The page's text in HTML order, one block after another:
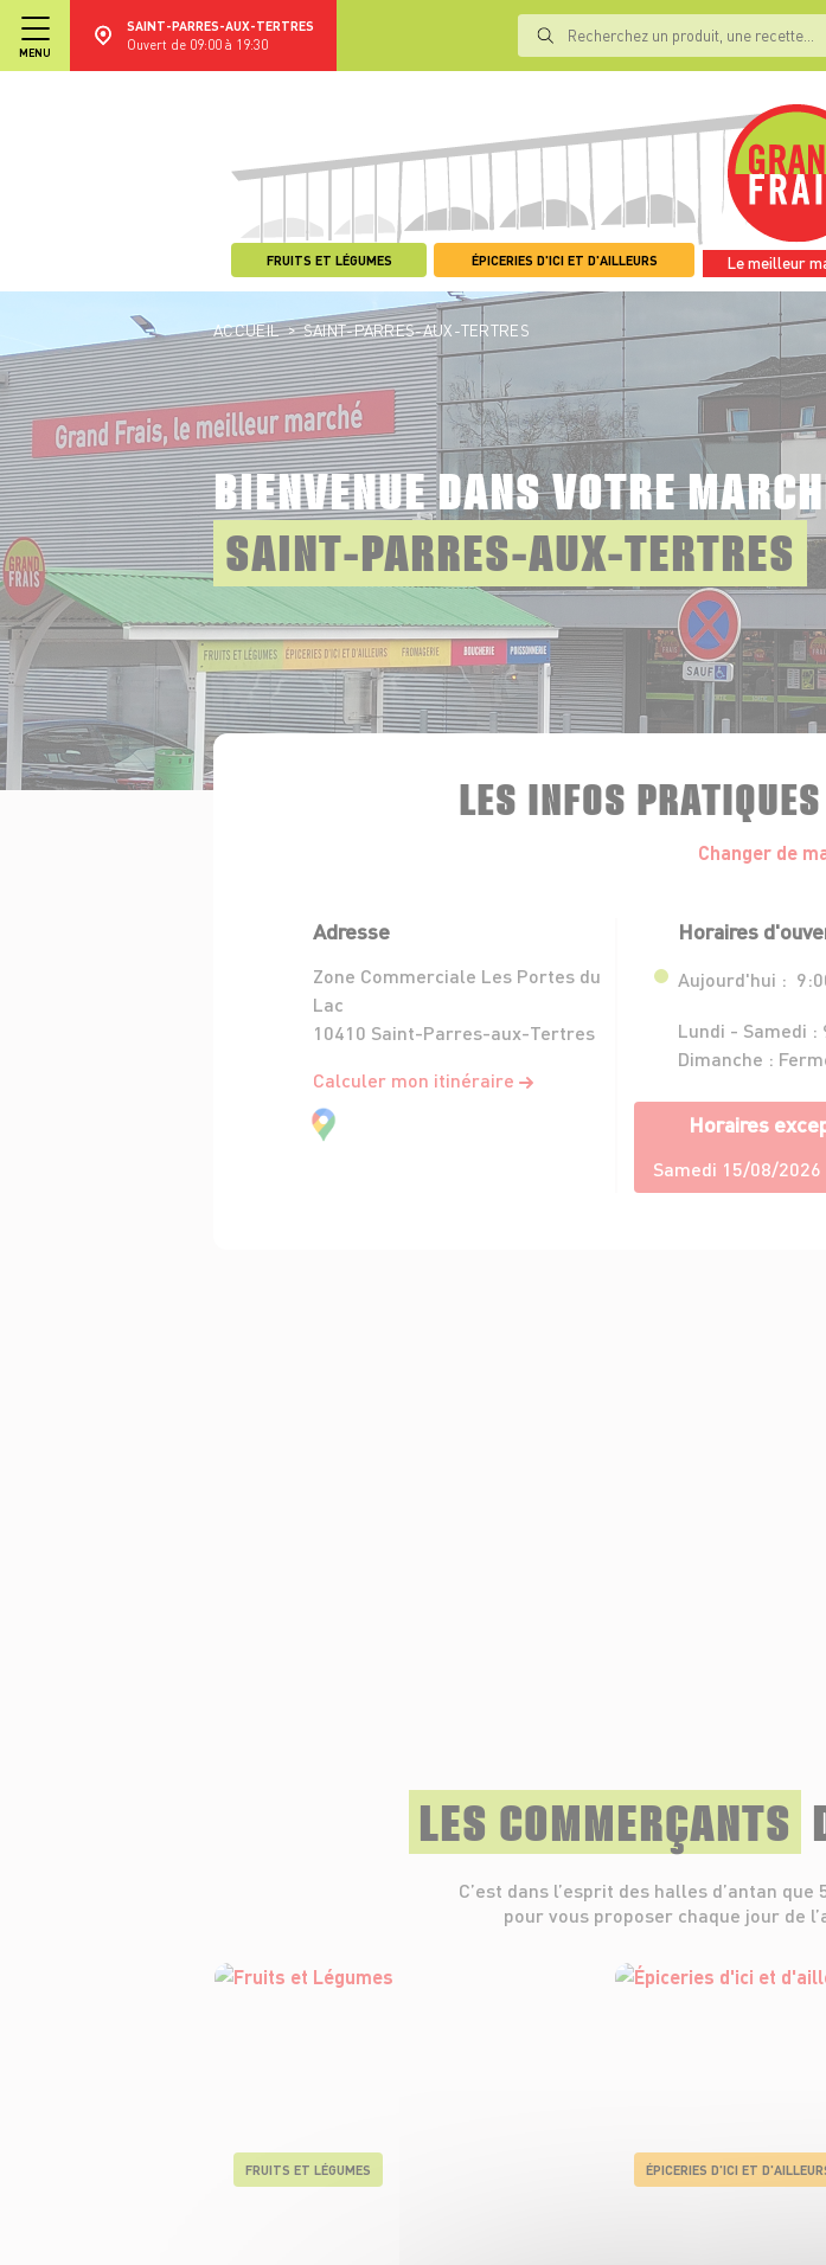
MENU
SAINT-PARRES-AUX-TERTRES
Ouvert de 09:00 à 19:30
FRUITS ET LÉGUMES ÉPICERIES D'ICI ET D'AILLEURS Le meilleur
ACCUEIL > SAINT-PARRES-AUX-TERTRES
BIENVENUE DANS VOTRE
SAINT-PARRES-AUX-TERTRES
LES INFOS
Changer de
Adresse
Zone Commerciale Les Portes du
Lac
10410 Saint-Parres-aux-Tertres
Calculer mon itinéraire
Horaires
Aujourd'hui :
Lundi - Samedi :
Dimanche :
Horaires
Samedi 15/08/2026
LES COMMERÇANTS
C’est dans l’esprit des halles d’antan
pour vous proposer chaque jour de
FRUITS ET LÉGUMES ÉPICERIES D'ICI ET